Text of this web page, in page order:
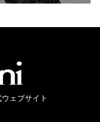
ェブサイト